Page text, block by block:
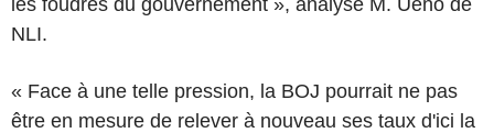
NLI.
« Face à une telle pression, la BOJ pourrait ne pas
être en mesure de relever à nouveau ses taux d'ici la